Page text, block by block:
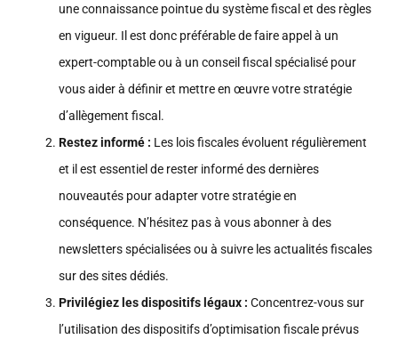
une connaissance pointue du système fiscal et des règles
en vigueur. Il est donc préférable de faire appel à un
expert-comptable ou à un conseil fiscal spécialisé pour
vous aider à définir et mettre en œuvre votre stratégie
d’allègement fiscal.
Restez informé : Les lois fiscales évoluent régulièrement
et il est essentiel de rester informé des dernières
nouveautés pour adapter votre stratégie en
conséquence. N’hésitez pas à vous abonner à des
newsletters spécialisées ou à suivre les actualités fiscales
sur des sites dédiés.
Privilégiez les dispositifs légaux : Concentrez-vous sur
l’utilisation des dispositifs d’optimisation fiscale prévus